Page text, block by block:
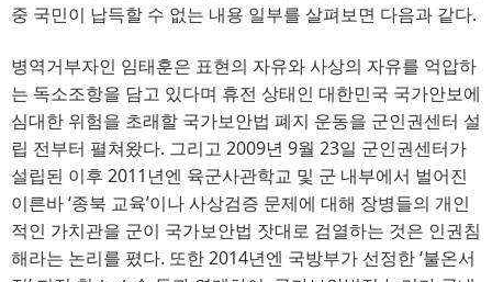
중 국민이 납득할 수 없는 내용 일부를 살펴보면 다음과 같다.
병역거부자인 임태훈은 표현의 자유와 사상의 자유를 억압하
는 독소조항을 담고 있다며 휴전 상태인 대한민국 국가안보에
심대한 위험을 초래할 국가보안법 폐지 운동을 군인권센터 설
립 전부터 펼쳐왔다. 그리고 2009년 9월 23일 군인권센터가
설립된 이후 2011 년엔 육군사관학교 및 군 내부에서 벌어진
이른바‘종북 교육’이나 사상검증 문제에 대해 장병들의 개인
적인 가치관을 군이 국가보안법 잣대로 검열하는 것은 인권침
해라는 논리를 폈다. 또한2014년엔 국방부가 선정한‘불온서